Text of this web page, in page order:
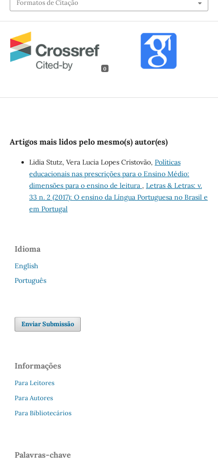
Formatos de Citação
0
Artigos mais lidos pelo mesmo(s) autor(es)
Lidia Stutz, Vera Lucia Lopes Cristovão, Políticas
educacionais nas prescrições para o Ensino Médio:
dimensões para o ensino de leitura , Letras & Letras: v.
33 n. 2 (2017): O ensino da Língua Portuguesa no Brasil e
em Portugal
Idioma
English
Português
Enviar Submissão
Informações
Para Leitores
Para Autores
Para Bibliotecários
Palavras-chave